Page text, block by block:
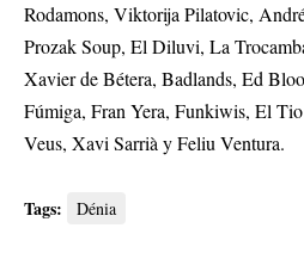
Rodamons, Viktorija Pilatovic,
Prozak Soup, El Diluvi, La
Xavier de Bétera, Badlands, Ed
Fúmiga, Fran Yera, Funkiwis, El
Veus, Xavi Sarrià y Feliu Ventura.
Tags: Dénia